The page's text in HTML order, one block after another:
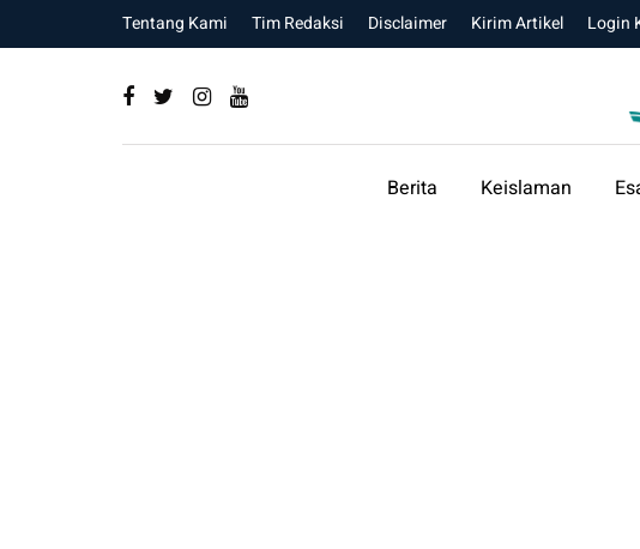
Tentang Kami Tim Redaksi Disclaimer Kirim Artikel Login
Berita Keislaman